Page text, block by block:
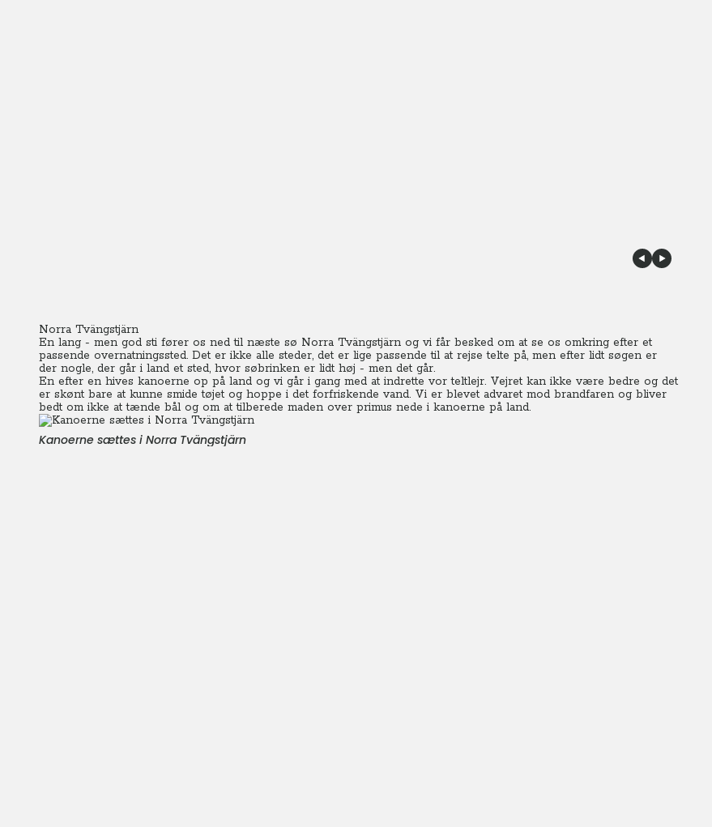
Norra Tvängstjärn
En lang - men god sti fører os ned til næste sø Norra Tvängstjärn og vi får besked om at se os omkring efter et
passende overnatningssted. Det er ikke alle steder, det er lige passende til at rejse telte på, men efter lidt søgen er
der nogle, der går i land et sted, hvor søbrinken er lidt høj - men det går.
En efter en hives kanoerne op på land og vi går i gang med at indrette vor teltlejr. Vejret kan ikke være bedre og det
er skønt bare at kunne smide tøjet og hoppe i det forfriskende vand. Vi er blevet advaret mod brandfaren og bliver
bedt om ikke at tænde bål og om at tilberede maden over primus nede i kanoerne på land.
Kanoerne sættes i Norra Tvängstjärn